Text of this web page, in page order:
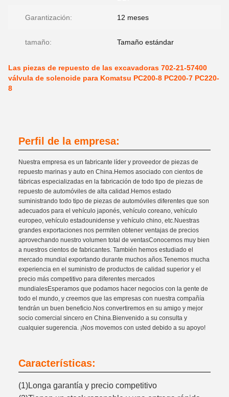
Garantización: 12 meses
tamaño: Tamaño estándar
Las piezas de repuesto de las excavadoras 702-21-57400
válvula de solenoide para Komatsu PC200-8 PC200-7 PC220-
8
Perfil de la empresa:
Nuestra empresa es un fabricante líder y proveedor de piezas de
repuesto marinas y auto en China.Hemos asociado con cientos de
fábricas especializadas en la fabricación de todo tipo de piezas de
repuesto de automóviles de alta calidad.Hemos estado
suministrando todo tipo de piezas de automóviles diferentes que son
adecuados para el vehículo japonés, vehículo coreano, vehículo
europeo, vehículo estadounidense y vehículo chino, etc.Nuestras
grandes exportaciones nos permiten obtener ventajas de precios
aprovechando nuestro volumen total de ventasConocemos muy bien
a nuestros cientos de fabricantes. También hemos estudiado el
mercado mundial exportando durante muchos años.Tenemos mucha
experiencia en el suministro de productos de calidad superior y el
precio más competitivo para diferentes mercados
mundialesEsperamos que podamos hacer negocios con la gente de
todo el mundo, y creemos que las empresas con nuestra compañía
tendrán un buen beneficio.Nos convertiremos en su amigo y mejor
socio comercial sincero en China.Bienvenido a su consulta y
cualquier sugerencia. ¡Nos movemos con usted debido a su apoyo!
Características:
(1)Longa garantía y precio competitivo